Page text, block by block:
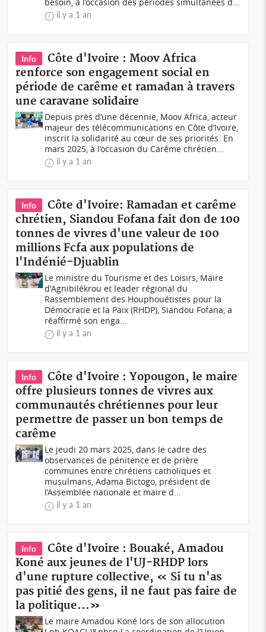
il y a 1 an
Info
Côte d'Ivoire : Moov Africa
renforce son engagement social en
période de carême et ramadan à travers
une caravane solidaire
Depuis près d’une décennie, Moov Africa, acteur
majeur des télécommunications en Côte d’Ivoire,
inscrit la solidarité au cœur de ses priorités. En
mars 2025, à l’occasion du Carême chrétien...
il y a 1 an
Info
Côte d'Ivoire: Ramadan et carême
chrétien, Siandou Fofana fait don de 100
tonnes de vivres d'une valeur de 100
millions Fcfa aux populations de
l'Indénié-Djuablin
Le ministre du Tourisme et des Loisirs, Maire
d'Agnibilékrou et leader régional du
Rassemblement des Houphouétistes pour la
Démocratie et la Paix (RHDP), Siandou Fofana, a
réaffirmé son enga...
il y a 1 an
Info
Côte d'Ivoire : Yopougon, le maire
offre plusieurs tonnes de vivres aux
communautés chrétiennes pour leur
permettre de passer un bon temps de
carême
Le jeudi 20 mars 2025, dans le cadre des
observances de pénitence et de prière
communes entre chrétiens catholiques et
musulmans, Adama Bictogo, président de
l’Assemblée nationale et maire d...
il y a 1 an
Info
Côte d'Ivoire : Bouaké, Amadou
Koné aux jeunes de l'UJ-RHDP lors
d'une rupture collective, « Si tu n'as
pas pitié des gens, il ne faut pas faire de
la politique...»
Le maire Amadou Koné lors de son allocution